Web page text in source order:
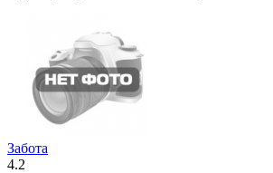
Забота
4.2